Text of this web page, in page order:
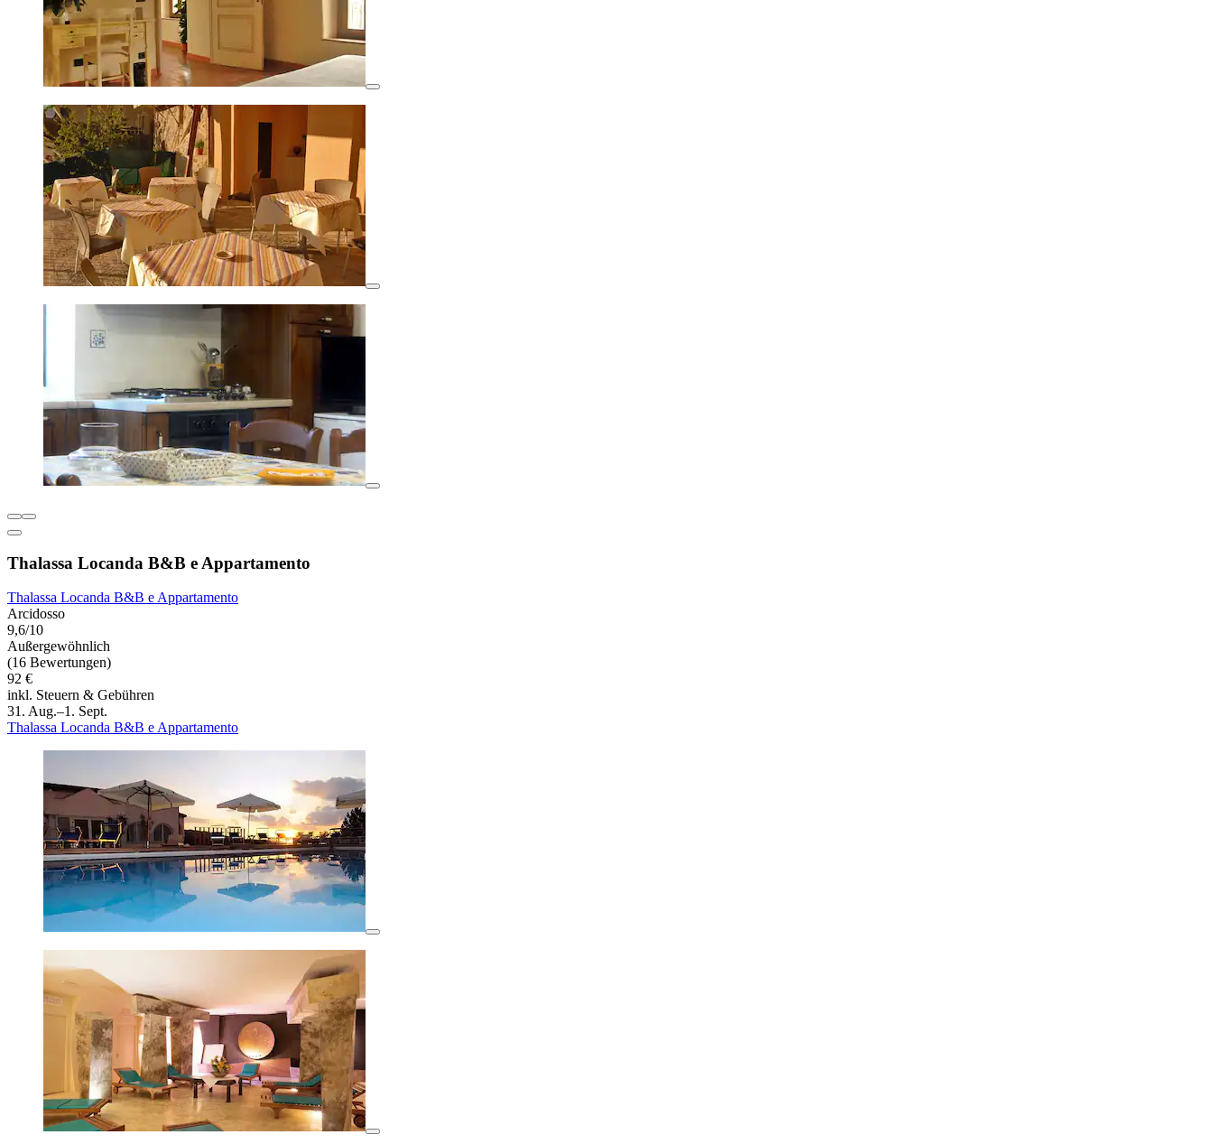
Thalassa Locanda B&B e Appartamento
Thalassa Locanda B&B e Appartamento
Arcidosso
9,6/10
Außergewöhnlich
(16 Bewertungen)
92 €
inkl. Steuern & Gebühren
31. Aug.–1. Sept.
Thalassa Locanda B&B e Appartamento